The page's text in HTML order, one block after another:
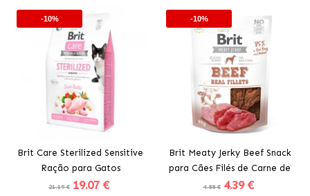
-10%
Brit Care Sterilized Sensitive
Ração para Gatos
Esterilizados
21.19 € 19.07 €
-10%
Brit Meaty Jerky Beef Snack
para Cães Filés de Carne de
Vaca
4.88 € 4.39 €